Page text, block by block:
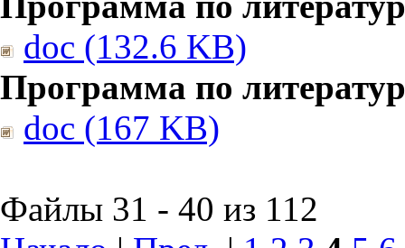
doc (132.6 KB)
Программа по
doc (167 KB)
Файлы 31 - 40 из 112